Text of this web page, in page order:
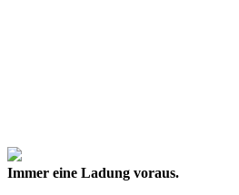
Immer eine Ladung voraus.